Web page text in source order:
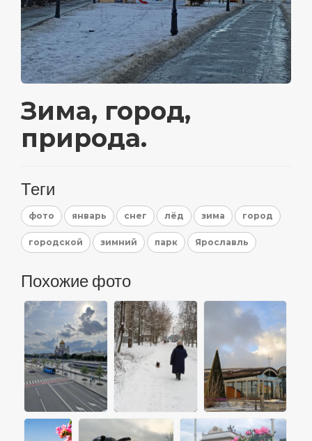
Зима, город,
природа.
Теги
фото январь снег лёд зима город
городской зимний парк Ярославль
Похожие фото